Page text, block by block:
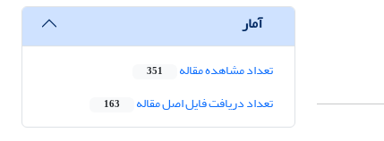
آمار
تعداد مشاهده مقاله 351
تعداد دریافت فایل اصل مقاله 163